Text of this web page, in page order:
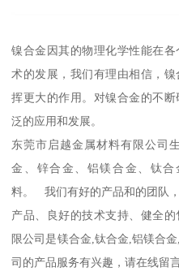
镍合金因其的物理化学性能在
术的发展，我们有理由相信，
挥更大的作用。对镍合金的不
泛的应用和发展。
东莞市启越金属材料有限公司
金、锌合金、铝镁合金、钛
料。 我们有好的产品和的团队
产品、良好的技术支持、健全
限公司是镁合金,钛合金,铝镁合
司的产品服务有兴趣，请在线留